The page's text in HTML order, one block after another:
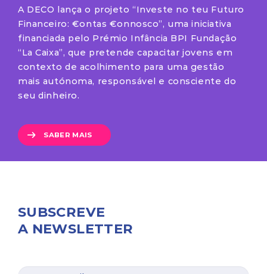
A DECO lança o projeto “Investe no teu Futuro
Financeiro: €ontas €onnosco”, uma iniciativa
financiada pelo Prémio Infância BPI Fundação
“La Caixa”, que pretende capacitar jovens em
contexto de acolhimento para uma gestão
mais autónoma, responsável e consciente do
seu dinheiro.
SABER MAIS
SUBSCREVE
A NEWSLETTER